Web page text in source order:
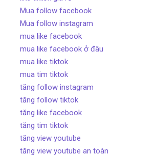
Mua follow facebook
Mua follow instagram
mua like facebook
mua like facebook ở đâu
mua like tiktok
mua tim tiktok
tăng follow instagram
tăng follow tiktok
tăng like facebook
tăng tim tiktok
tăng view youtube
tăng view youtube an toàn